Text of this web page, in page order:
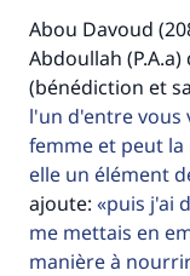
Abou Davoud
Abdoullah
(bénédiction et
l'un d'entre vous
femme et peut
elle un élément
ajoute:
puis j'ai
me mettais en
manière à
Faites
millions